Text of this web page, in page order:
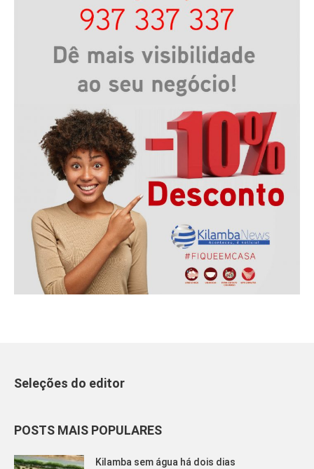
Seleções do editor
POSTS MAIS POPULARES
Kilamba sem água há dois dias